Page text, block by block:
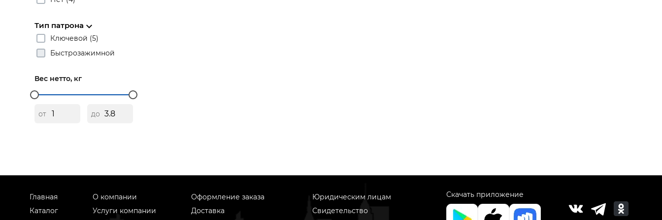
Тип патрона
Ключевой (5)
Быстрозажимной
Вес нетто, кг
от до
Главная
Каталог
О компании
Услуги компании
Оформление заказа
Доставка
Юридическим лицам
Свидетельство
Скачать приложение